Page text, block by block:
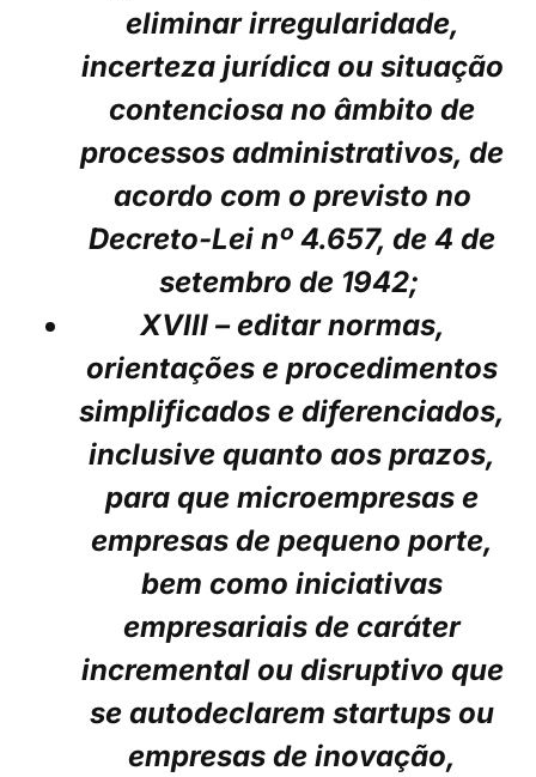
eliminar irregularidade,
incerteza jurídica ou situação
contenciosa no âmbito de
processos administrativos, de
acordo com o previsto no
Decreto-Lei nº 4.657, de 4 de
setembro de 1942;
XVIII – editar normas,
orientações e procedimentos
simplificados e diferenciados,
inclusive quanto aos prazos,
para que microempresas e
empresas de pequeno porte,
bem como iniciativas
empresariais de caráter
incremental ou disruptivo que
se autodeclarem startups ou
empresas de inovação,